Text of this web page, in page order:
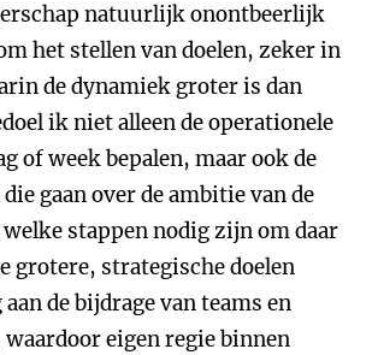
natuurlijk onontbeerlijk
het stellen van doelen, zeker in
de dynamiek groter is dan
ik niet alleen de operationele
of week bepalen, maar ook de
gaan over de ambitie van de
stappen nodig zijn om daar
grotere, strategische doelen
de bijdrage van teams en
eigen regie binnen